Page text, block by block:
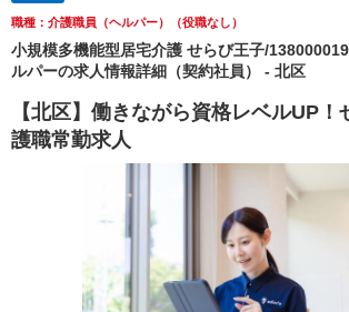
職種：介護職員（ヘルパー）（役職なし）
小規模多機能型居宅介護 せらび王子/
ルパーの求人情報詳細（契約社員） - 北区
【北区】働きながら資格レベルUP
護職常勤求人